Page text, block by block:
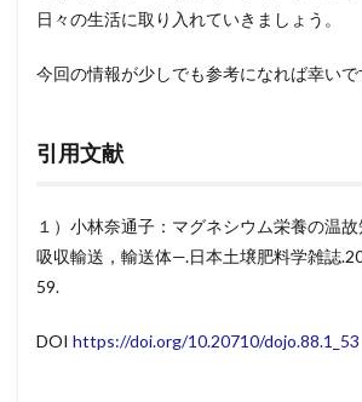
日々の生活に取り入れていきましょう。
今回の情報が少しでも参考になれば幸いで
引用文献
１）小林奈通子：マグネシウム栄養の温
吸収輸送，輸送体—.日本土壌肥料学雑誌
59.
DOI https://doi.org/10.20710/dojo.88.1_53